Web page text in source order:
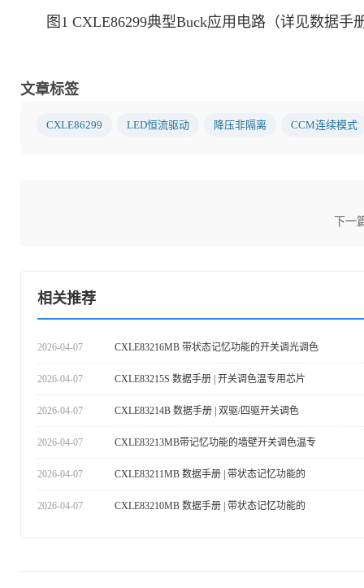
图1 CXLE86299典型Buck应用电路（详见数据手
文章标签
CXLE86299 LED恒流驱动 降压非隔离 CCM连续模式
下一
相关推荐
2026-04-07 CXLE83216MB 带状态记忆功能的开关调光调色
2026-04-07 CXLE83215S 数据手册 | 开关调色温专用芯片
2026-04-07 CXLE83214B 数据手册 | 双驱/四驱开关调色
2026-04-07 CXLE83213MB带记忆功能的墙壁开关调色温专
2026-04-07 CXLE83211MB 数据手册 | 带状态记忆功能的
2026-04-07 CXLE83210MB 数据手册 | 带状态记忆功能的